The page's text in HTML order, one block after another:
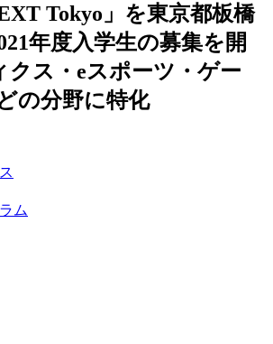
Tokyo」を東京都板橋
年度入学生の募集を開
クス・eスポーツ・ゲー
の分野に特化
ム